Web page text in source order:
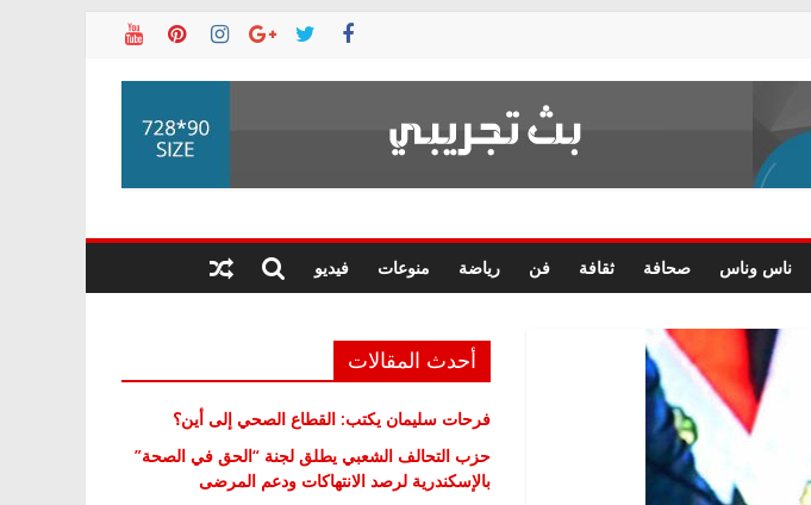
ناس وناس صحافة ثقافة فن رياضة منوعات فيديو
أحدث المقالات
فرحات سليمان يكتب: القطاع الصحي إلى أين؟
حزب التحالف الشعبي يطلق لجنة “الحق في الصحة”
بالإسكندرية لرصد الانتهاكات ودعم المرضى